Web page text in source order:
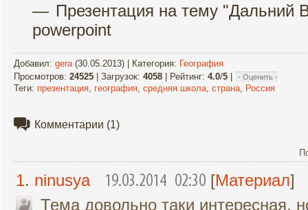
Презентация на тему "Дальний
powerpoint
Добавил: gera (30.05.2013) | Категория: География
Просмотров: 24525 | Загрузок: 4058 | Рейтинг: 4.0/5 |
Теги: презентация география средняя школа страна Россия
Комментарии (1)
1. ninusya 19.03.2014 02:30 [Материал]
Тема довольно таки интересная,